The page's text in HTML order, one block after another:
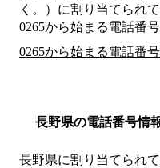
く。） に割り当てられ
0265から始まる電話番
0265から始まる電話番
長野県の電話番号情
長野県に割り当てられ